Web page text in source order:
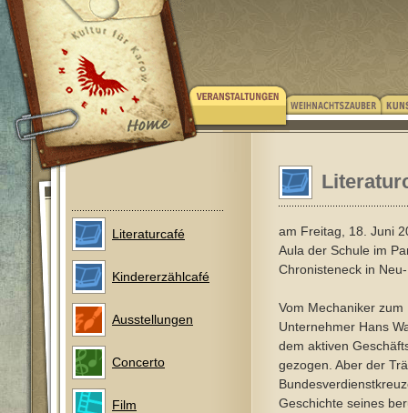
Literaturcafé
Kindererzählcafé
Ausstellungen
Concerto
Film
am Freitag, 18. Juni
Aula der Schule im
Chronisteneck in
Vom Mechaniker
Unternehmer Hans
dem aktiven
gezogen. Aber der
Geschichte seines